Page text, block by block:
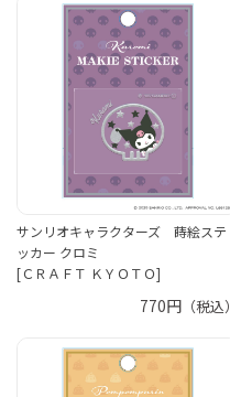
サンリオキャラクターズ 蒔絵ステ
ッカー クロミ
[ＣＲＡＦＴ ＫＹＯＴＯ]
770円（税込）